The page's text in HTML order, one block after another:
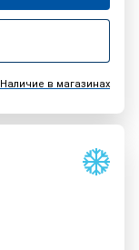
Наличие в магазинах